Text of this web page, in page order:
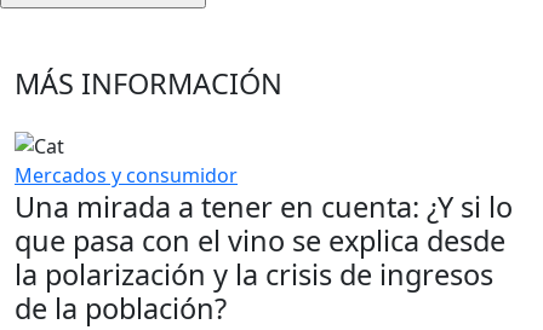
MÁS INFORMACIÓN
Mercados y consumidor
Una mirada a tener en cuenta: ¿Y si lo
que pasa con el vino se explica desde
la polarización y la crisis de ingresos
de la población?